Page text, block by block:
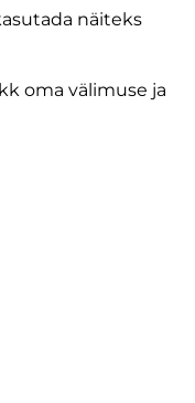
näiteks
oma välimuse ja